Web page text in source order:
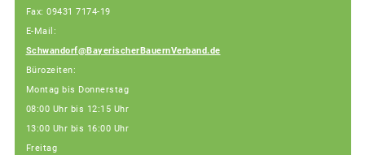
Fax: 09431 7174-19
E-Mail:
Schwandorf@BayerischerBauernVerband.de
Bürozeiten:
Montag bis Donnerstag
08:00 Uhr bis 12:15 Uhr
13:00 Uhr bis 16:00 Uhr
Freitag